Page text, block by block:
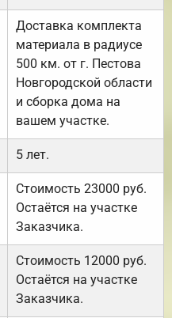
Доставка комплекта
материала в радиусе
500 км. от г. Пестова
Новгородской области
и сборка дома на
вашем участке.
5 лет.
Стоимость 23000 руб.
Остаётся на участке
Заказчика.
Стоимость 12000 руб.
Остаётся на участке
Заказчика.